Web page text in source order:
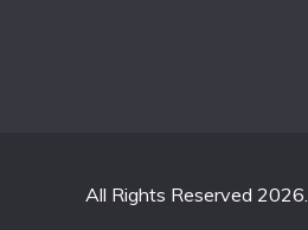
All Rights Reserved 2026.